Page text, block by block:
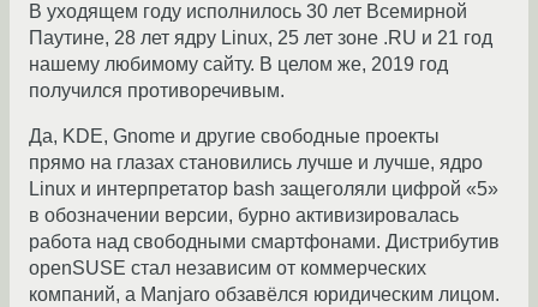
В уходящем году исполнилось 30 лет Всемирной
Паутине, 28 лет ядру Linux, 25 лет зоне .RU и 21 год
нашему любимому сайту. В целом же, 2019 год
получился противоречивым.
Да, KDE, Gnome и другие свободные проекты
прямо на глазах становились лучше и лучше, ядро
Linux и интерпретатор bash защеголяли цифрой «5»
в обозначении версии, бурно активизировалась
работа над свободными смартфонами. Дистрибутив
openSUSE стал независим от коммерческих
компаний, а Manjaro обзавёлся юридическим лицом.